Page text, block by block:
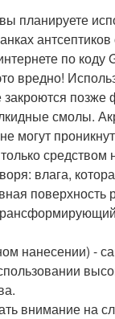
планируете
по коду
вредно!
закроются
смолы.
могут
средством
влага,
поверхность
нанесении) -
внимание на